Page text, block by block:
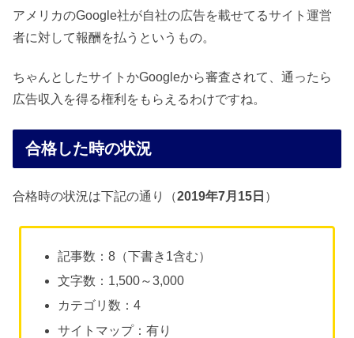
アメリカのGoogle社が自社の広告を載せてるサイト運営
者に対して報酬を払うというもの。
ちゃんとしたサイトかGoogleから審査されて、通ったら
広告収入を得る権利をもらえるわけですね。
合格した時の状況
合格時の状況は下記の通り（2019年7月15日 ）
記事数：8（下書き1含む）
文字数：1,500～3,000
カテゴリ数：4
サイトマップ：有り